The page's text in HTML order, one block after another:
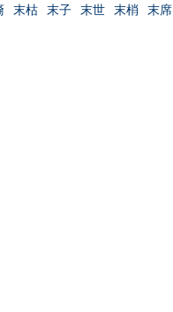
末枯 末子 末世 末梢
末席